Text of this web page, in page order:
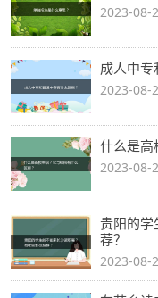
2023-08-
成人中专
2023-08-
什么是高
2023-08-
贵阳的学
荐？
2023-08-